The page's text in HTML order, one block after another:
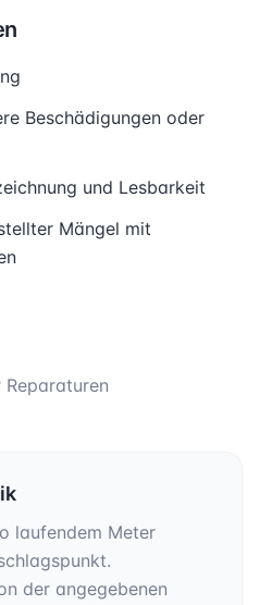
Beschädigungen oder
und Lesbarkeit
Mängel mit
laufendem Meter
der angegebenen